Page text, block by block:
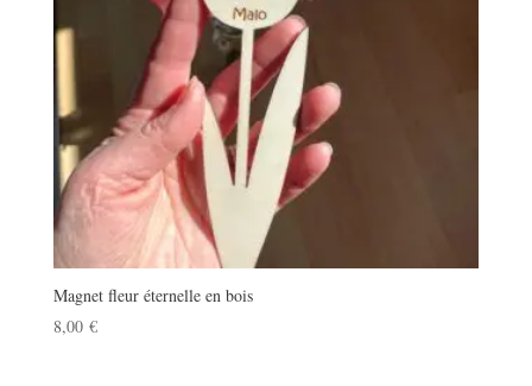
Magnet fleur éternelle en bois
8,00 €